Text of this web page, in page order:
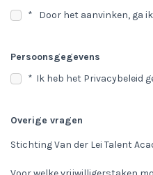
*
Door het aanvinken, ga
Persoonsgegevens
* Ik heb het Privacybeleid
Overige vragen
Stichting Van der Lei Talent